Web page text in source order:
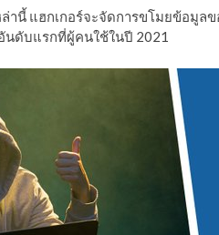
านี้ แฮกเกอร์จะจัดการขโมยข้อมูล
ดับแรกที่ผู้คนใช้ในปี 2021